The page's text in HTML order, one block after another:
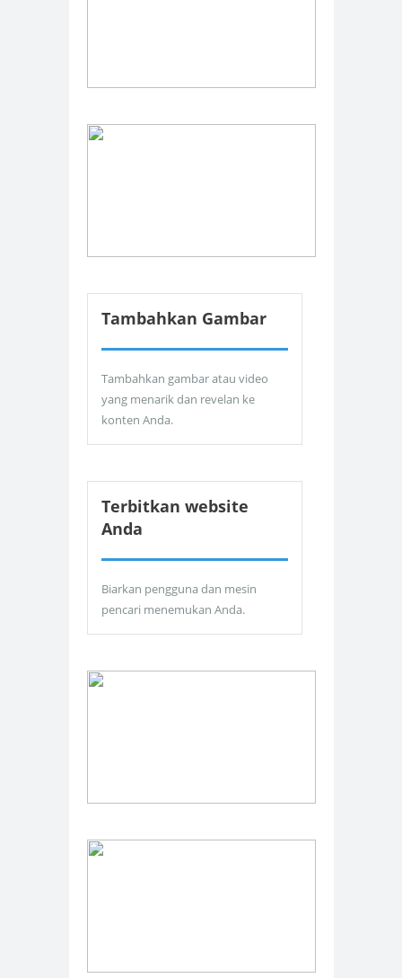
Tambahkan Gambar
Tambahkan gambar atau video
yang menarik dan revelan ke
konten Anda.
Terbitkan website
Anda
Biarkan pengguna dan mesin
pencari menemukan Anda.